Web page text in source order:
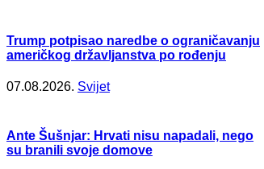
Trump potpisao naredbe o ograničavanju
američkog državljanstva po rođenju
07.08.2026. Svijet
Ante Šušnjar: Hrvati nisu napadali, nego
su branili svoje domove